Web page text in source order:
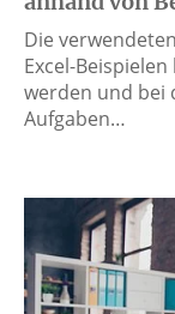
Die
Excel-
werden und bei
Aufgaben…